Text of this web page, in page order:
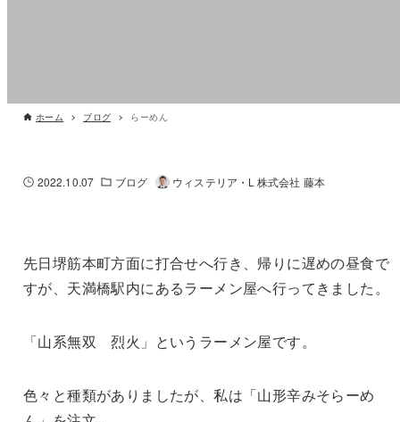
ホーム ブログ らーめん
2022.10.07 ブログ ウィステリア・L 株式会社 藤本
先日堺筋本町方面に打合せへ行き、帰りに遅めの昼食で
すが、天満橋駅内にあるラーメン屋へ行ってきました。
「山系無双 烈火」というラーメン屋です。
色々と種類がありましたが、私は「山形辛みそらーめ